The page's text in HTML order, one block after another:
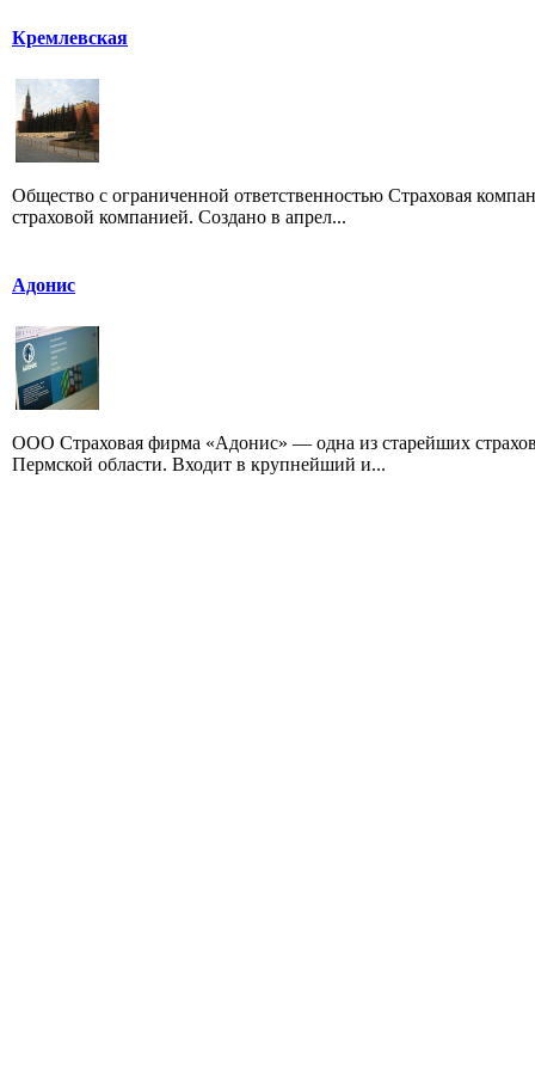
Кремлевская
Общество с ограниченной ответственностью Страховая
страховой компанией. Создано в апрел...
Адонис
ООО Страховая фирма «Адонис» — одна из старейших
Пермской области. Входит в крупнейший и...